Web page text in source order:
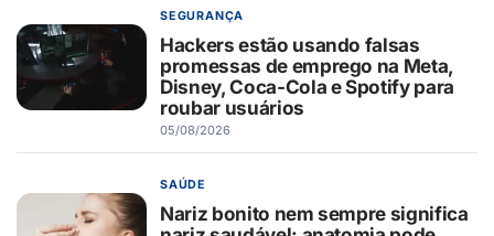
SEGURANÇA
Hackers estão usando falsas
promessas de emprego na Meta,
Disney, Coca-Cola e Spotify para
roubar usuários
05/08/2026
SAÚDE
Nariz bonito nem sempre significa